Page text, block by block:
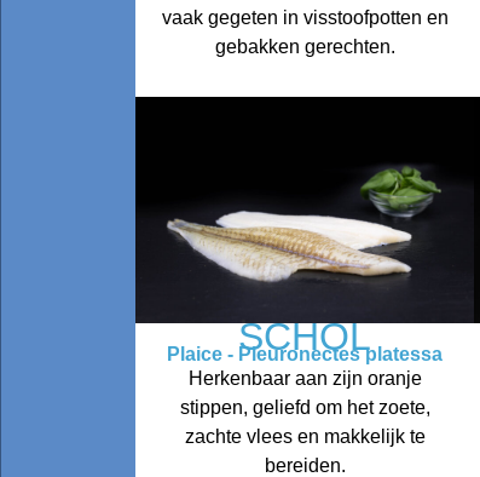
vaak gegeten in visstoofpotten en
gebakken gerechten.
SCHOL
Plaice - Pleuronectes platessa
Herkenbaar aan zijn oranje
stippen, geliefd om het zoete,
zachte vlees en makkelijk te
bereiden.